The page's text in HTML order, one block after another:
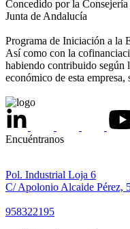
Concedido por la
Junta de Andalucía
Programa de Iniciación a la
Así como con la
habiendo contribuido según
económico de esta
Encuéntranos
Pol. Industrial Loja 6
C/ Apolonio Alcaide Pérez,
958322195